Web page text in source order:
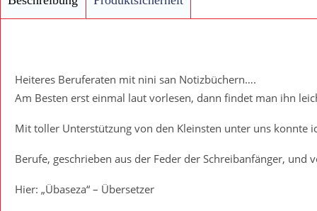
Heiteres Beruferaten mit nini san Notizbüchern….
Am Besten erst einmal laut vorlesen, dann findet man ihn
Mit toller Unterstützung von den Kleinsten unter uns konnte
Berufe, geschrieben aus der Feder der Schreibanfänger,
Hier: „Übaseza“ – Übersetzer